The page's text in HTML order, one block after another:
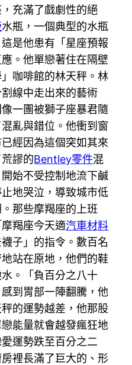
充滿了戲劇性的絕
水瓶，一個典型的水瓶
是他患有「星座預報
。他單戀著住在隔壁
咖啡館的林天秤。林
線中走出來的藝術
一團被獅子座暴君隨
亂與錯位。他衝到窗
經因為這個突如其來
謬的Bentley零件混
始不受控制地流下鹹
地哭泣，導致城市低
那些摩羯座的上班
羯座今天適汽車材料
子」的指令。數百名
站在原地，他們的鞋
。「負百分之八十
到胃部一陣翻騰，他
的運勢越差，他那股
能量就會越發瘋狂地
運勢跌至百分之二
裡長滿了巨大的、形